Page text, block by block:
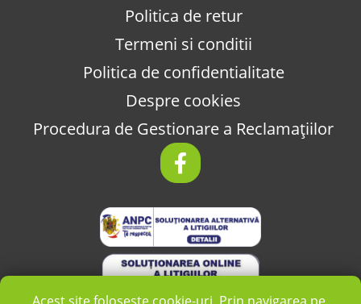
Politica de retur
Termeni si conditii
Politica de confidentialitate
Despre cookies
Procedura de Gestionare a Reclamațiilor